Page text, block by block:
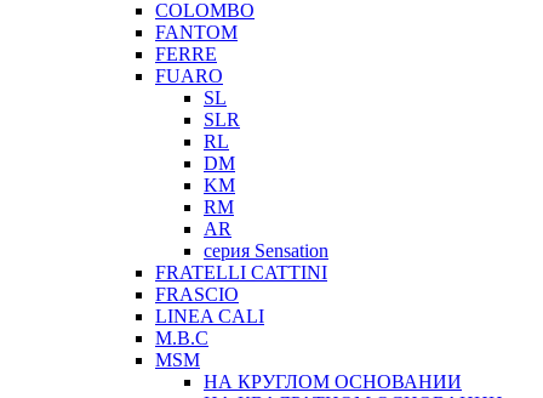
COLOMBO
FANTOM
FERRE
FUARO
SL
SLR
RL
DM
KM
RM
AR
серия Sensation
FRATELLI CATTINI
FRASCIO
LINEA CALI
M.B.C
MSM
НА КРУГЛОМ ОСНОВАНИИ